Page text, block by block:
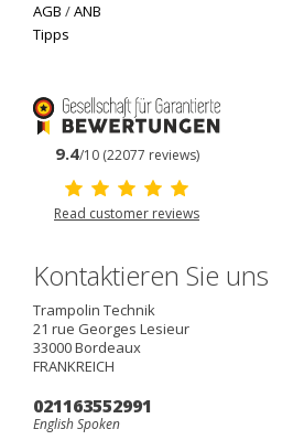
AGB /ANB
Tipps
9.4/10 (22077 reviews)
Read customer reviews
Kontaktieren Sie uns
Trampolin Technik
21 rue Georges Lesieur
33000Bordeaux
FRANKREICH
021163552991
English Spoken